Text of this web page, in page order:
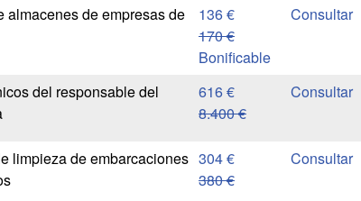
almacenes de empresas de
136 €
170 €
Bonificable
del responsable del
616 €
8.400 €
limpieza de embarcaciones 304 €
380 €